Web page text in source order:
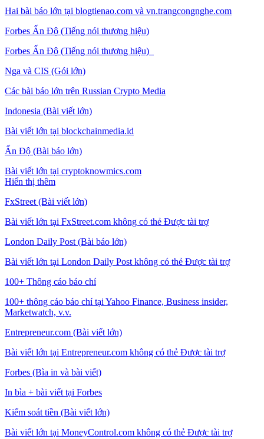
Hai bài báo lớn tại blogtienao.com và vn.trangcongnghe.com
Forbes Ấn Độ (Tiếng nói thương hiệu)
Forbes Ấn Độ (Tiếng nói thương hiệu)
Nga và CIS (Gói lớn)
Các bài báo lớn trên Russian Crypto Media
Indonesia (Bài viết lớn)
Bài viết lớn tại blockchainmedia.id
Ấn Độ (Bài báo lớn)
Bài viết lớn tại cryptoknowmics.com
Hiển thị thêm
FxStreet (Bài viết lớn)
Bài viết lớn tại FxStreet.com không có thẻ Được tài trợ
London Daily Post (Bài báo lớn)
Bài viết lớn tại London Daily Post không có thẻ Được tài trợ
100+ Thông cáo báo chí
100+ thông cáo báo chí tại Yahoo Finance, Business insider,
Marketwatch, v.v.
Entrepreneur.com (Bài viết lớn)
Bài viết lớn tại Entrepreneur.com không có thẻ Được tài trợ
Forbes (Bìa in và bài viết)
In bìa + bài viết tại Forbes
Kiểm soát tiền (Bài viết lớn)
Bài viết lớn tại MoneyControl.com không có thẻ Được tài trợ